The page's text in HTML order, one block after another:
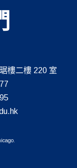
樓二樓 220 室